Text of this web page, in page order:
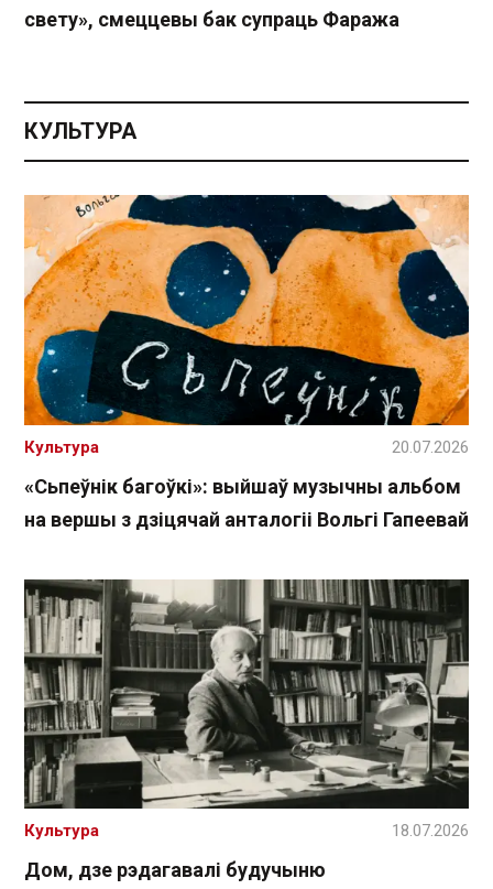
свету», смеццевы бак супраць Фаража
КУЛЬТУРА
«Сьпеўнік багоўкі»: выйшаў музычны альбом
на вершы з дзіцячай анталогіі Вольгі Гапеевай
Культура 20.07.2026
Дом, дзе рэдагавалі будучыню
Культура 18.07.2026